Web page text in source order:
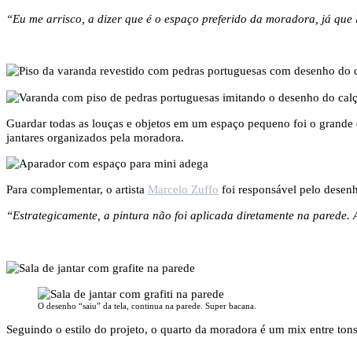
“Eu me arrisco, a dizer que é o espaço preferido da moradora, já
Guardar todas as louças e objetos em um espaço pequeno foi o
jantares organizados pela moradora.
Para complementar, o artista Marcelo Zuffo foi responsável pelo
“Estrategicamente, a pintura não foi aplicada diretamente na
O desenho “saiu” da tela, continua na parede. Super bacana.
Seguindo o estilo do projeto, o quarto da moradora é um mix entre